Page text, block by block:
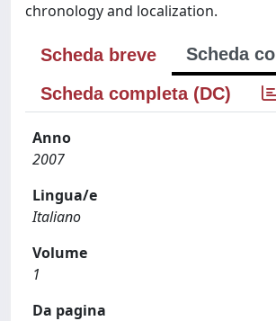
chronology and localization.
Scheda breve
Scheda
Scheda completa (DC)
Anno
2007
Lingua/e
Italiano
Volume
1
Da pagina